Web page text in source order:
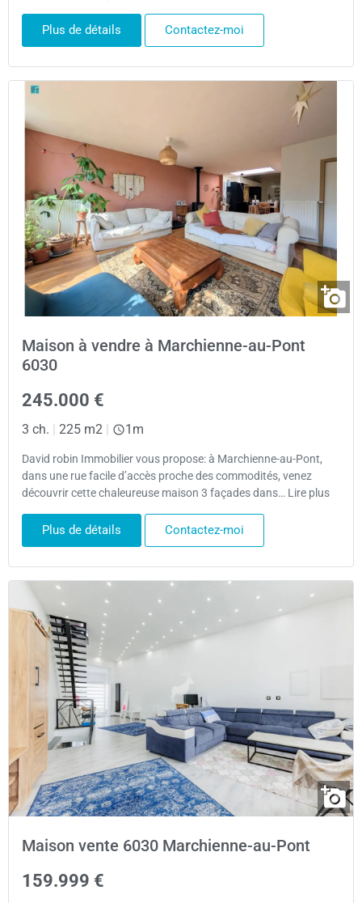
Plus de détails Contactez-moi
Maison à vendre à Marchienne-au-Pont
6030
245.000 €
3 ch. | 225 m2 | 1m
David robin Immobilier vous propose: à Marchienne-au-Pont,
dans une rue facile d’accès proche des commodités, venez
découvrir cette chaleureuse maison 3 façades dans… Lire plus
Plus de détails Contactez-moi
Maison vente 6030 Marchienne-au-Pont
159.999 €